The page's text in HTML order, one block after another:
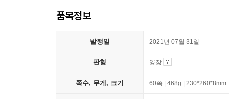
품목정보
발행일 2021년 07월 31일
판형 양장
쪽수, 무게, 크기 60쪽 | 468g | 230*260*8mm